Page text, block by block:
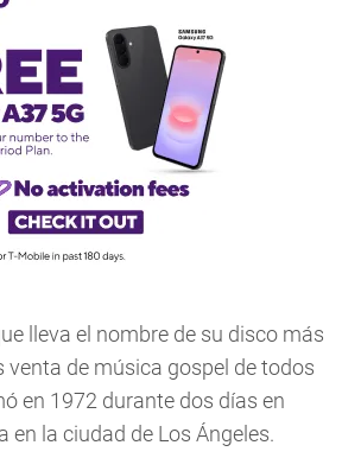
lleva el nombre de su disco más
venta de música gospel de todos
en 1972 durante dos días en
en la ciudad de Los Ángeles.